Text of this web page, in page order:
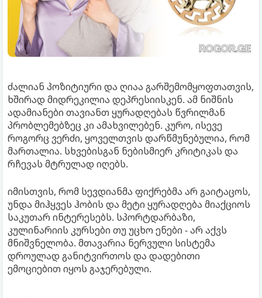
ძალიან პოზიტიური და ღიაა გარშემომყოფთათვის,
ხშირად მიდრეკილია დეპრესიისკენ. ამ ნიშნის
ადამიანები თავიანთ ყურადღებას წვრილმან
პრობლემებზეც კი ამახვილებენ. კურო, ისევე
როგორც ვერძი, ყოველთვის დარწმუნებულია, რომ
მართალია. სხვებისგან ნებისმიერ კრიტიკას და
რჩევას მტრულად იღებს.
იმისთვის, რომ სევდიანმა ფიქრებმა არ გაიტაცოს,
უნდა მიჰყვეს ჰობის და მეტი ყურადღება მიაქციოს
საკუთარ ინტერესებს. სპორტდარბაზი,
კულინარიის კურსები თუ უცხო ენები - არ აქვს
მნიშვნელობა. მთავარია ნერვული სისტემა
დროულად განიტვირთოს და დადებითი
ემოციებით იყოს გაჯერებული.